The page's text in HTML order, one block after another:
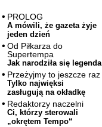
PROLOG
A mówili, że gazeta żyje
jeden dzień
Od Piłkarza do
Supertempa
Jak narodziła się legenda
Przeżyjmy to jeszcze raz
Tylko najwięksi
zasługują na okładkę
Redaktorzy naczelni
Ci, którzy sterowali
„okrętem Tempo“